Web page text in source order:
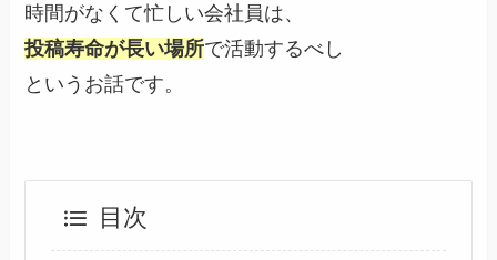
時間がなくて忙しい会社員は、
投稿寿命が長い場所で活動するべし
というお話です。
目次